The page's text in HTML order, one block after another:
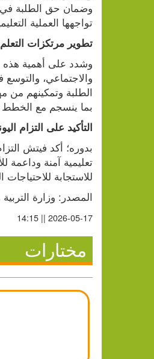
تواجهها العملية
تطوير مرتكزات
بما ينسجم مع الخطط
التأكيد على التزام
للاستجابة للاحتياجات
المصدر: وزارة التربية
2026-05-17 || 14:15
مختارات